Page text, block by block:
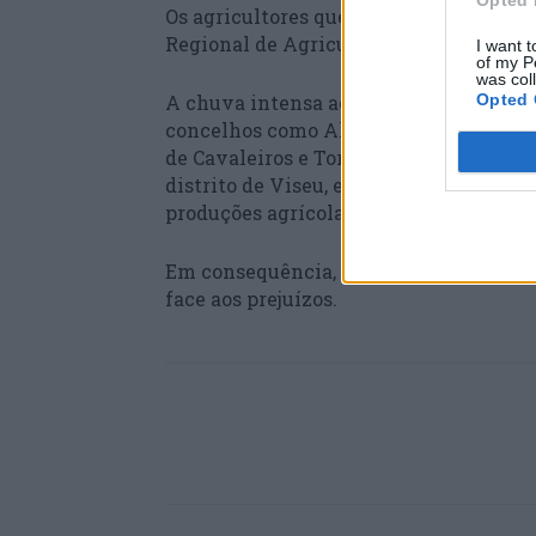
I want
of my
was
Opted
Os agricultores que registaram
Regional de Agricultura e Pescas
A chuva intensa acompanhada de
concelhos como Alijó e Murça, no
de Cavaleiros e Torre de Moncorvo, no
distrito de Viseu, e Vila Nova de Foz
produções agrícolas como vinha ou
Em consequência, agricultores e
face aos prejuízos.